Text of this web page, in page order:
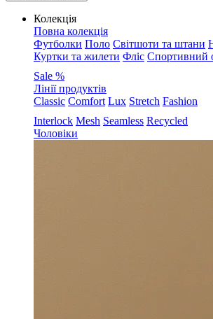
Колекція
Повна колекція
Футболки Поло Світшоти та штани
Куртки та жилети Фліс Спортивний
Sale %
Лінії продуктів
Classic Comfort Lux Stretch Fashion
Interlock Mesh Seamless Recycled
Чоловіки